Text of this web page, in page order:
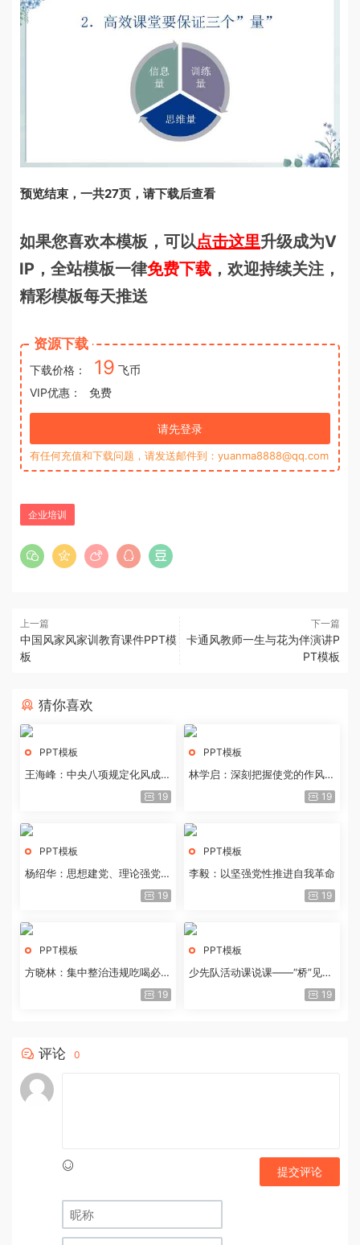
预览结束，一共27页，请下载后查看
如果您喜欢本模板，可以点击这里升级成为V
IP，全站模板一律免费下载 ，欢迎持续关注，
精彩模板每天推送
资源下载
下载价格： 19 飞币
VIP优惠：
免费
请先登录
有任何充值和下载问题，请发送邮件到：yuanma8888@qq.com
企业培训
上一篇
中国风家风家训教育课件PPT模
板
下一篇
卡通风教师一生与花为伴演讲P
PT模板
猜你喜欢
PPT模板
王海峰：中央八项规定化风成俗
19
PPT模板
林学启：深刻把握使党的作风全
19
PPT模板
杨绍华：思想建党、理论强党的
19
PPT模板
李毅：以坚强党性推进自我革命
19
PPT模板
方晓林：集中整治违规吃喝必须
19
PPT模板
少先队活动课说课——“桥”见中
19
评论 0
提交评论